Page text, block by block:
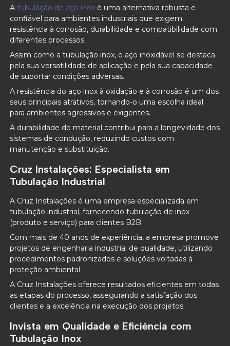
Atubulação de aço inox é uma alternativa robusta e
confiável para ambientes industriais que exigem
resistência à corrosão, durabilidade e compatibilidade com
diferentes processos.
Assim como a tubulação inox, o aço inoxidável se destaca
pela sua versatilidade de aplicação e pela sua capacidade
de suportar condições adversas.
A resistência do aço inox à oxidação e à corrosão é um dos
seus principais atrativos, tornando-o uma escolha ideal
para ambientes agressivos e exigentes.
A durabilidade do material contribui para a longevidade dos
sistemas de condução, reduzindo custos com
manutenção e substituição.
Cruz Instalações: Especialista em
Tubulação Industrial
A Cruz Instalações é uma empresa especializada em
tubulação industrial, fornecendo tubulação de inox
(produto e serviço) para clientes B2B.
Com mais de 40 anos de experiência, a empresa promove
projetos de engenharia industrial de qualidade, utilizando
procedimentos padronizados e soluções voltadas à
proteção ambiental.
A Cruz Instalações oferece resultados eficientes em todas
as etapas do processo, assegurando a satisfação dos
clientes e a excelência na execução dos projetos.
Invista em Qualidade e Eficiência com
Tubulação Inox